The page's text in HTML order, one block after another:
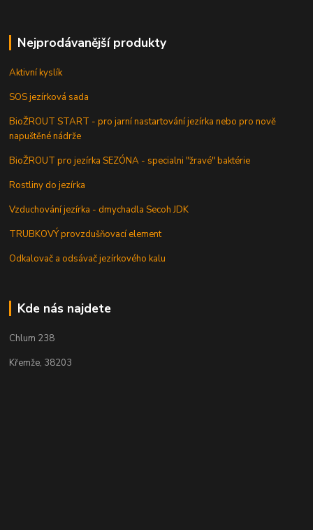
Nejprodávanější produkty
Aktivní kyslík
SOS jezírková sada
BioŽROUT START - pro jarní nastartování jezírka nebo pro nově
napuštěné nádrže
BioŽROUT pro jezírka SEZÓNA - specialni "žravé" baktérie
Rostliny do jezírka
Vzduchování jezírka - dmychadla Secoh JDK
TRUBKOVÝ provzdušňovací element
Odkalovač a odsávač jezírkového kalu
Kde nás najdete
Chlum 238
Křemže, 38203